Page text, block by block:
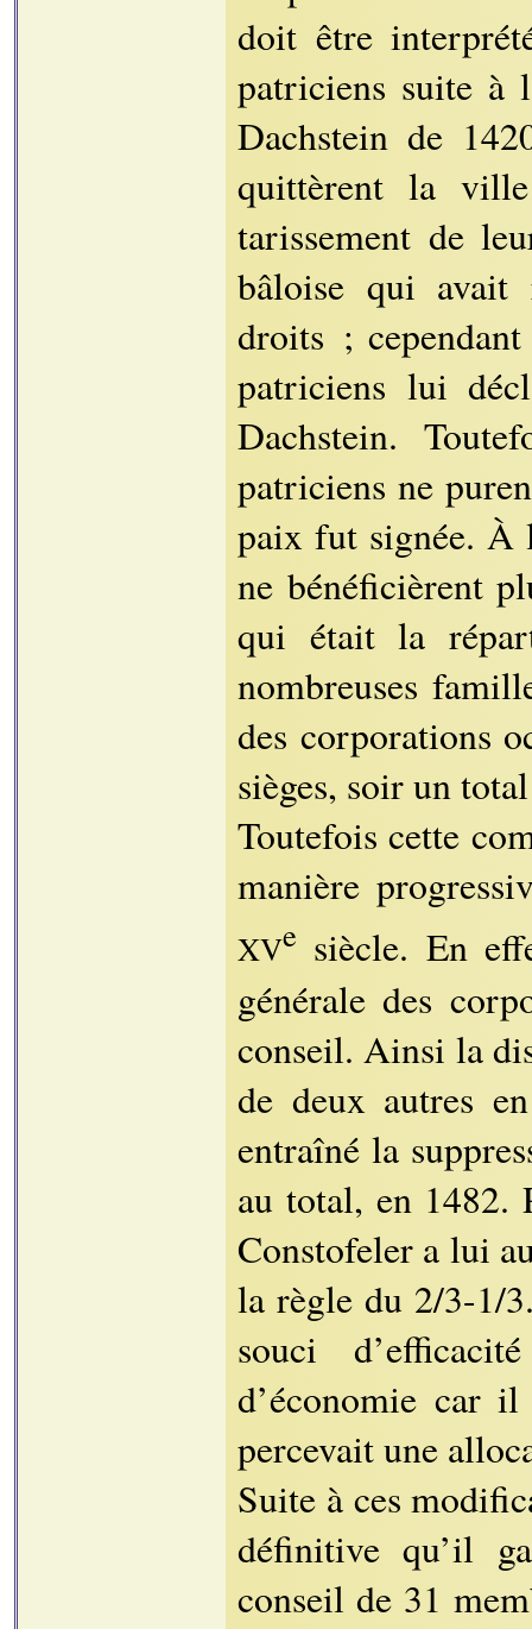
doit être
patriciens suite à
Dachstein de
quittèrent la
tarissement de
bâloise qui avait
droits ;
patriciens lui
Dachstein.
patriciens ne
paix fut signée. À
ne bénéficièrent
qui était la
nombreuses
des corporations
sièges, soir un
Toutefois cette
manière
XVe siècle. En
générale des
conseil. Ainsi la
de deux autres
entraîné la
au total, en 1482.
Constofeler a lui
la règle du 2/3-1/
souci
d’économie car
percevait une
Suite à ces
définitive qu’il
conseil de 31